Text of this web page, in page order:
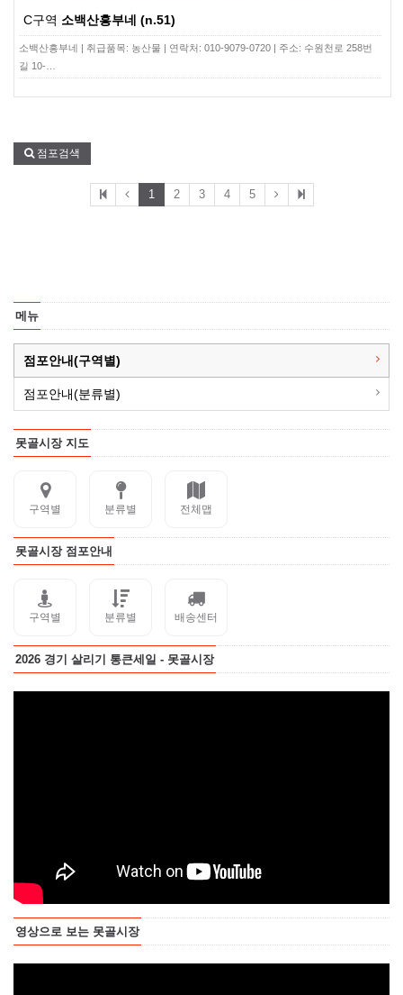
C구역 소백산흥부네 (n.51)
소백산흥부네 | 취급품목: 농산물 | 연락처: 010-9079-0720 | 주소: 수원천로 258번
길 10-…
점포검색
1 2 3 4 5
메뉴
점포안내(구역별)
점포안내(분류별)
못골시장 지도
구역별 분류별 전체맵
못골시장 점포안내
구역별 분류별 배송센터
2026 경기 살리기 통큰세일 - 못골시장
영상으로 보는 못골시장